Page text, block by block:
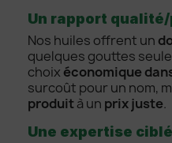
Un rapport
Nos huiles offrent un
quelques gouttes
choix économique
surcoût pour un nom,
produità un prix juste.
Une expertise